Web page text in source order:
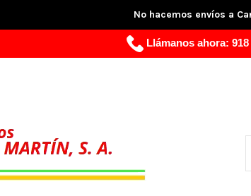
No hacemos envíos a
Llámanos ahora: 918